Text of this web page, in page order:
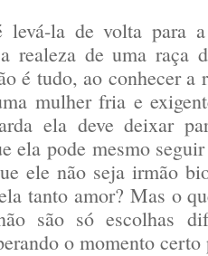
la de volta para
realeza de uma raça
é tudo, ao conhecer a
mulher fria e
ela deve deixar
ela pode mesmo
ele não seja irmão
tanto amor? Mas o
são só escolhas
o momento